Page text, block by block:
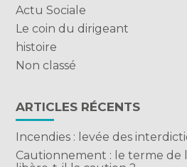
Actu Sociale
Le coin du dirigeant
histoire
Non classé
ARTICLES RÉCENTS
Incendies : levée des
Cautionnement : le terme de